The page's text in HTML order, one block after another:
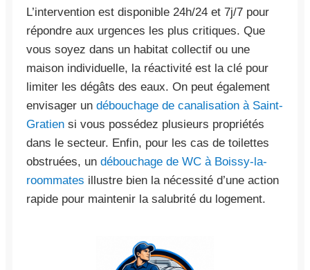
L’intervention est disponible 24h/24 et 7j/7 pour
répondre aux urgences les plus critiques. Que
vous soyez dans un habitat collectif ou une
maison individuelle, la réactivité est la clé pour
limiter les dégâts des eaux. On peut également
envisager un débouchage de canalisation à Saint-
Gratien si vous possédez plusieurs propriétés
dans le secteur. Enfin, pour les cas de toilettes
obstruées, un débouchage de WC à Boissy-la-
roommates illustre bien la nécessité d’une action
rapide pour maintenir la salubrité du logement.